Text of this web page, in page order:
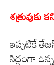
ఇప్పటికే
సిద్ధంగా